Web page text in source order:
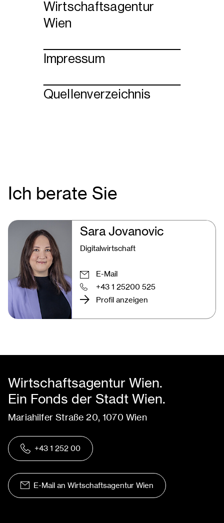
Wirtschaftsagentur
Wien
Impressum
Quellenverzeichnis
Ich berate Sie
Sara Jovanovic
Digitalwirtschaft
E-Mail
+43 1 25200 525
Profil anzeigen
Wirtschaftsagentur Wien.
Ein Fonds der Stadt Wien.
Mariahilfer Straße 20, 1070 Wien
+43 1 252 00
E-Mail an Wirtschaftsagentur Wien